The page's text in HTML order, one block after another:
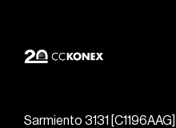
Sarmiento 3131 [C1196AAG]